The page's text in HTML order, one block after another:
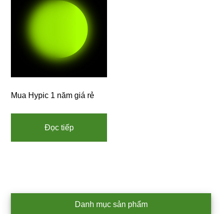
Mua Hypic 1 năm giá rẻ
Đọc tiếp
Danh mục sản phẩm